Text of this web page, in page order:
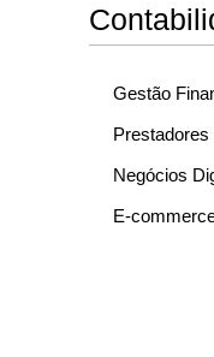
Gestão
Negócios
E-